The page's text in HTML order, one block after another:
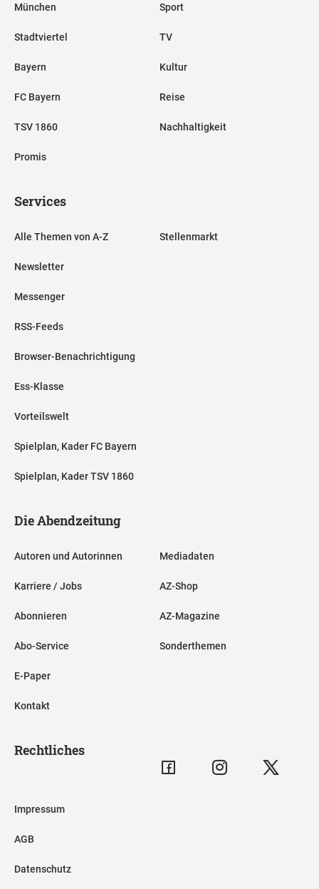
München
Stadtviertel
Bayern
FC Bayern
TSV 1860
Promis
Sport
TV
Kultur
Reise
Nachhaltigkeit
Services
Alle Themen von A-Z
Newsletter
Messenger
RSS-Feeds
Browser-Benachrichtigung
Ess-Klasse
Vorteilswelt
Spielplan, Kader FC Bayern
Spielplan, Kader TSV 1860
Stellenmarkt
Die Abendzeitung
Autoren und Autorinnen
Karriere / Jobs
Abonnieren
Abo-Service
E-Paper
Kontakt
Mediadaten
AZ-Shop
AZ-Magazine
Sonderthemen
Rechtliches
Impressum
AGB
Datenschutz